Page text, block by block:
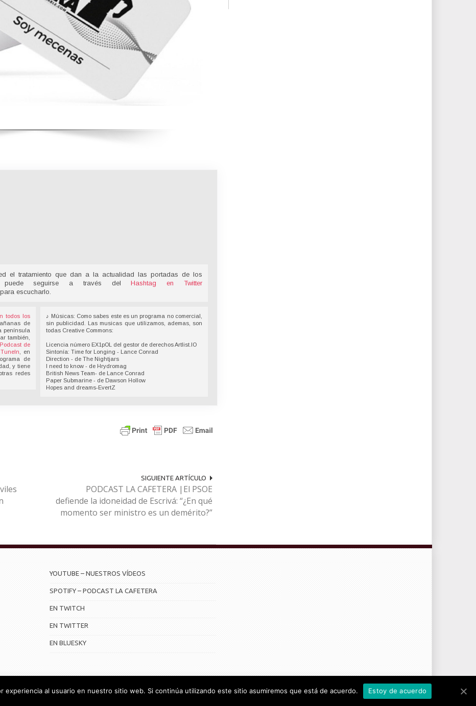
el tratamiento que dan a la actualidad las portadas de los
puede seguirse a través delHashtag en Twitter
escucharlo.
todos los
de
península
también,
Podcast de
TuneIn , en
de
y tiene
redes
♪ Músicas: Como sabes este es un programa no comercial,
sin publicidad. Las musicas que utilizamos, ademas, son
todas Creative Commons:
Licencia número EX1pOL del gestor de derechos Artlist.IO
Sintonía: Time for Longing - Lance Conrad
Direction - de The Nightjars
I need to know - de Hrydromag
British News Team- de Lance Conrad
Paper Submarine - de Dawson Hollow
Hopes and dreams-EvertZ
SIGUIENTE ARTÍCULO
PODCAST LA CAFETERA |El PSOE
defiende la idoneidad de Escrivá: “¿En qué
momento ser ministro es un demérito?”
YOUTUBE – NUESTROS VÍDEOS
SPOTIFY – PODCAST LA CAFETERA
EN TWITCH
EN TWITTER
EN BLUESKY
CONTRATO DE SERVICIOS Y POLÍTICA DE PRIVACIDAD
experiencia al usuario en nuestro sitio web. Si continúa utilizando este sitio asumiremos que está de acuerdo. Estoy de acuerdo